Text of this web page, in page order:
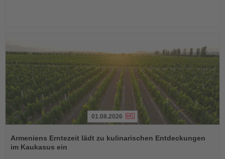
Sie
die
01.08.2026
Armeniens Erntezeit lädt zu kulinarischen Entdeckungen
im Kaukasus ein